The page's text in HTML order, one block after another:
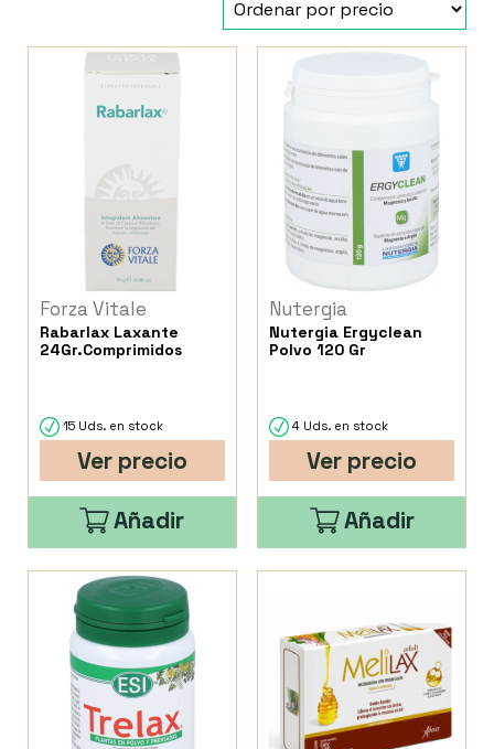
Forza Vitale
Rabarlax Laxante
24Gr.Comprimidos
15 Uds. en stock
Ver precio
Añadir
Nutergia
Nutergia Ergyclean
Polvo 120 Gr
4 Uds. en stock
Ver precio
Añadir